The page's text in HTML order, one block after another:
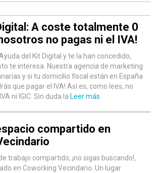
A coste totalmente 0
no pagas ni el IVA!
del Kit Digital y te la han concedido,
te interesa. Nuestra agencia de marketing
y si tu domicilio fiscal están en España
que pagar el IVA! Así es, como lees, no
ni IGIC. Sin duda la Leer más
compartido en
trabajo compartido, ¡no sigas buscando!,
en Coworking Vecindario. Un lugar